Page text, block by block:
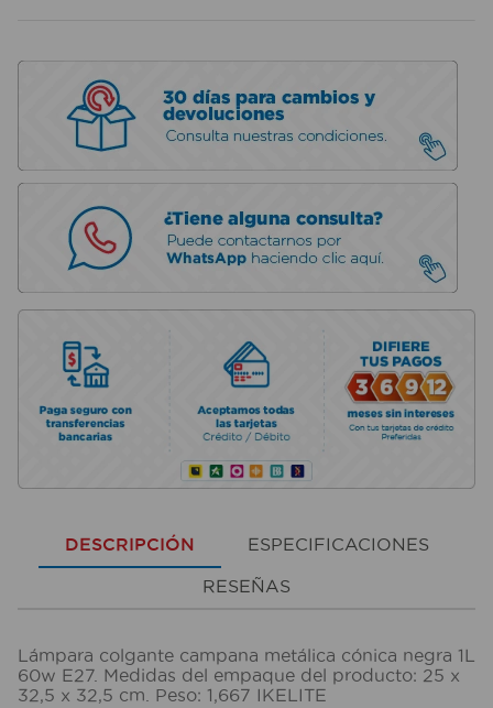
DESCRIPCIÓN ESPECIFICACIONES
RESEÑAS
Lámpara colgante campana metálica cónica negra 1L
60w E27. Medidas del empaque del producto: 25 x
32,5 x 32,5 cm. Peso: 1,667 IKELITE